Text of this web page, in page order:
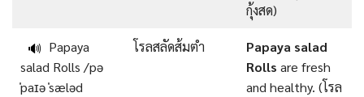
กุ้งสด)
🔊 Papaya
salad Rolls /pə
ˈpaɪə ˈsæləd
โรลสลัดส้มตำ
Papaya salad
Rolls are fresh
and healthy. (โรล